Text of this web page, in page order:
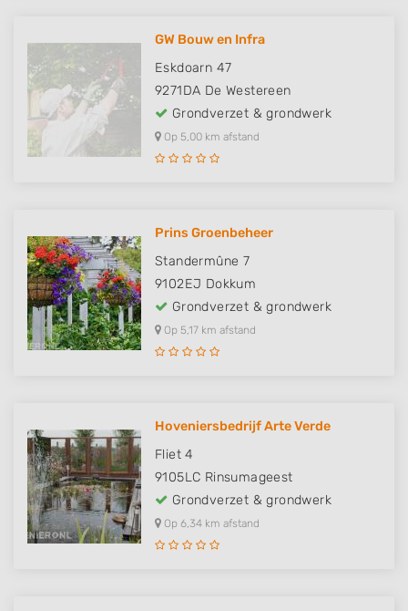
GW Bouw en Infra
Eskdoarn 47
9271DA De Westereen
Grondverzet & grondwerk
Op 5,00 km afstand
Prins Groenbeheer
Standermûne 7
9102EJ Dokkum
Grondverzet & grondwerk
Op 5,17 km afstand
Hoveniersbedrijf Arte Verde
Fliet 4
9105LC Rinsumageest
Grondverzet & grondwerk
Op 6,34 km afstand